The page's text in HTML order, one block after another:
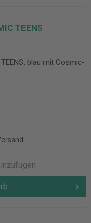
TEENS
blau mit Cosmic-